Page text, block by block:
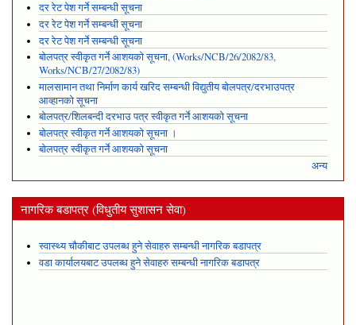
दर रेट पेश गर्ने सम्बन्धी सूचना
दर रेट पेश गर्ने सम्बन्धी सूचना
दर रेट पेश गर्ने सम्बन्धी सूचना
बोलपत्र स्वीकृत गर्ने आशयको सूचना, (Works/NCB/26/2082/83,
Works/NCB/27/2082/83)
मालसामान तथा निर्माण कार्य खरिद सम्बन्धी विद्युतीय बोलपत्र/दरभाउपत्र
आव्हानको सूचना
बोलपत्र/शिलबन्दी दरभाउ पत्र स्वीकृत गर्ने आशयको सूचना
बोलपत्र स्वीकृत गर्ने आशयको सूचना ।
बोलपत्र स्वीकृत गर्ने आशयको सूचना
अन्य
नागरिक बडापत्र (विधुतीय सुशासन सेवा)
स्वास्थ्य चौकीबाट उपलब्ध हुने सेवाहरु सम्बन्धी नागरिक बडापत्र
वडा कार्यालयबाट उपलब्ध हुने सेवाहरु सम्बन्धी नागरिक बडापत्र